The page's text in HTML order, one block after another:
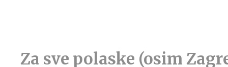
Za sve polaske (osim